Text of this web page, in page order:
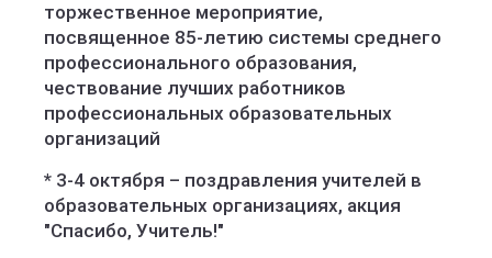
торжественное мероприятие,
посвященное 85-летию системы среднего
профессионального образования,
чествование лучших работников
профессиональных образовательных
организаций
* 3-4 октября – поздравления учителей в
образовательных организациях, акция
"Спасибо, Учитель!"